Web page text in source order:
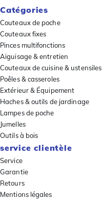
Catégories
Couteaux de poche
Couteaux fixes
Pinces multifonctions
Aiguisage & entretien
Couteaux de cuisine & ustensiles
Poêles & casseroles
Extérieur & Équipement
Haches & outils de jardinage
Lampes de poche
Jumelles
Outils à bois
service clientèle
Service
Garantie
Retours
Mentions légales